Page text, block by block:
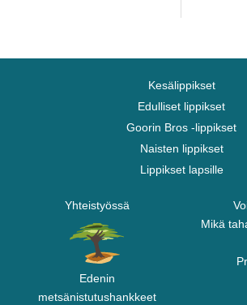
Kesälippikset
Edulliset lippikset
Goorin Bros -lippikset
Naisten lippikset
Lippikset lapsille
Yhteistyössä
Edenin
metsänistutushankkeet
Mikä